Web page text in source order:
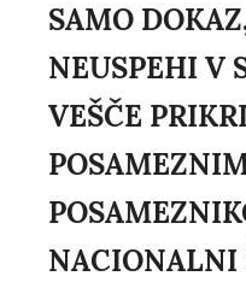
SAMO
NEUSPEHI V
VEŠČE
NACIONALNI